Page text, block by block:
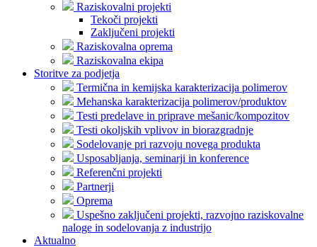
Raziskovalni projekti
Tekoči projekti
Zaključeni projekti
Raziskovalna oprema
Raziskovalna ekipa
Storitve za podjetja
Termična in kemijska karakterizacija polimerov
Mehanska karakterizacija polimerov/produktov
Testi predelave in priprave mešanic/kompozitov
Testi okoljskih vplivov in biorazgradnje
Sodelovanje pri razvoju novega produkta
Usposabljanja, seminarji in konference
Referenčni projekti
Partnerji
Oprema
Uspešno zaključeni projekti, razvojno raziskovalne
naloge in sodelovanja z industrijo
Aktualno